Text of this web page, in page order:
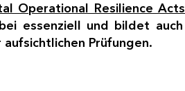
Operational Resilience Acts
essenziell und bildet auch
Prüfungen.